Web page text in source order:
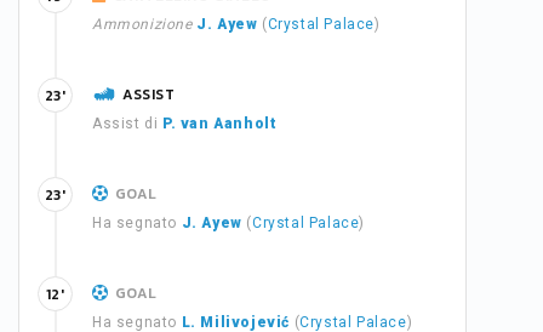
Ammonizione J. Ayew (Crystal Palace)
ASSIST
Assist di P. van Aanholt
23'
GOAL
Ha segnato J. Ayew (Crystal Palace)
23'
GOAL
Ha segnato L. Milivojević (Crystal Palace)
12'